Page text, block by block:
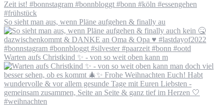
So sieht man aus, wenn Pläne aufgehen & finally au
Warten aufs Christkind ✨ - von so weit oben kann m